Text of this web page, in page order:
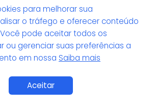
para melhorar sua
o tráfego e oferecer conteúdo
pode aceitar todos os
ou gerenciar suas preferências a
em nossa Saiba mais
AceitarSaiba Mais